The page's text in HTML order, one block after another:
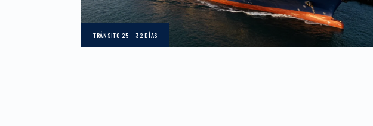
TRÁNSITO 25 – 32 DÍAS